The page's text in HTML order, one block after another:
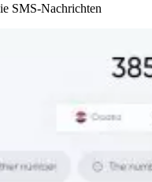
SMS-Nachrichten